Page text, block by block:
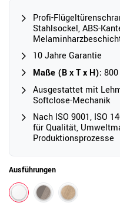
Profi-
Stahlsockel, ABS-
10 Jahre Garantie
Maße (B x T x H):
Ausgestattet mit
Softclose-Mechanik
Nach ISO 9001, ISO
für Qualität,
Produktionsprozesse
Ausführungen